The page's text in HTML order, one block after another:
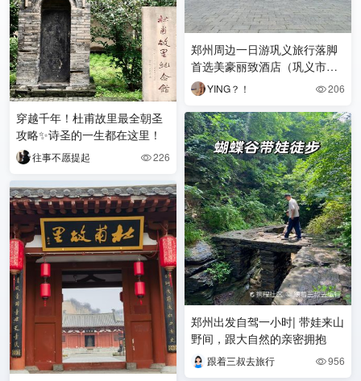
穿越千年！杜甫故里最全朝圣
攻略✨诗圣的一生都在这里！
往事不愿提起 226
郑州周边一日游巩义旅行落脚
首选美豪丽致酒店（巩义市政
府店）YING？！ 206
郑州出发自驾一小时| 带娃来山
野间，跟大自然的亲密拥抱
跟着三叔去旅行 956